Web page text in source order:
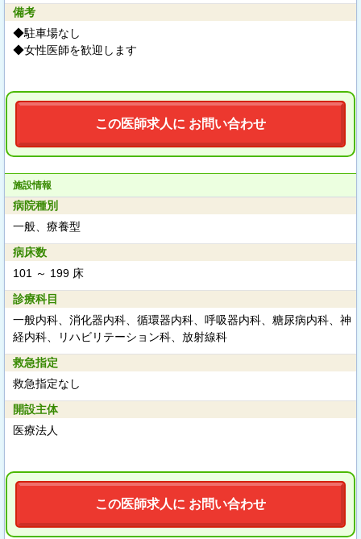
備考
◆駐車場なし
◆女性医師を歓迎します
この医師求人に お問い合わせ
施設情報
病院種別
一般、療養型
病床数
101 ～ 199 床
診療科目
一般内科、消化器内科、循環器内科、呼吸器内科、糖尿病内科、神
経内科、リハビリテーション科、放射線科
救急指定
救急指定なし
開設主体
医療法人
この医師求人に お問い合わせ